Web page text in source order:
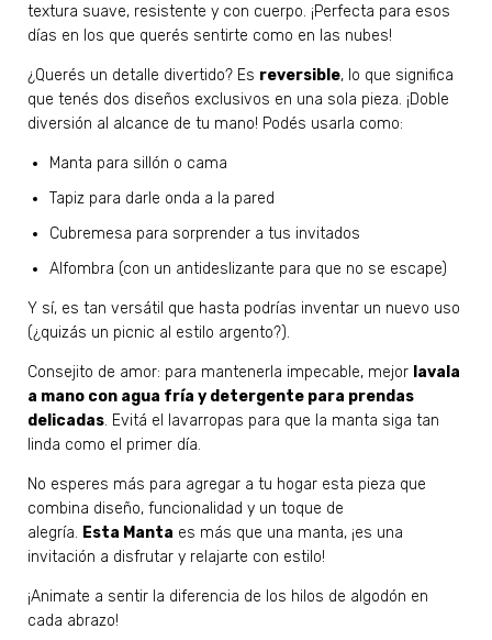
textura suave, resistente y con cuerpo. ¡Perfecta para esos
días en los que querés sentirte como en las nubes!
¿Querés un detalle divertido? Es reversible, lo que significa
que tenés dos diseños exclusivos en una sola pieza. ¡Doble
diversión al alcance de tu mano! Podés usarla como:
Manta para sillón o cama
Tapiz para darle onda a la pared
Cubremesa para sorprender a tus invitados
Alfombra (con un antideslizante para que no se escape)
Y sí, es tan versátil que hasta podrías inventar un nuevo uso
(¿quizás un picnic al estilo argento?).
Consejito de amor: para mantenerla impecable, mejor lavala
a mano con agua fría y detergente para prendas
delicadas. Evitá el lavarropas para que la manta siga tan
linda como el primer día.
No esperes más para agregar a tu hogar esta pieza que
combina diseño, funcionalidad y un toque de
alegría. Esta Manta es más que una manta, ¡es una
invitación a disfrutar y relajarte con estilo!
¡Animate a sentir la diferencia de los hilos de algodón en
cada abrazo!